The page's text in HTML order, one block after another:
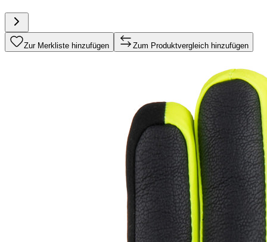
Zur Merkliste hinzufügen Zum Produktvergleich hinzufügen